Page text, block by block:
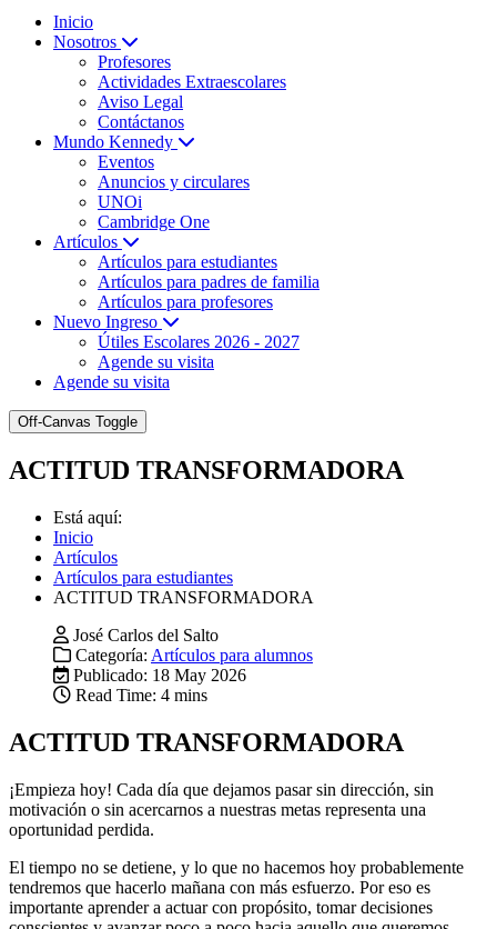
Inicio
Nosotros
Profesores
Actividades Extraescolares
Aviso Legal
Contáctanos
Mundo Kennedy
Eventos
Anuncios y circulares
UNOi
Cambridge One
Artículos
Artículos para estudiantes
Artículos para padres de familia
Artículos para profesores
Nuevo Ingreso
Útiles Escolares 2026 - 2027
Agende su visita
Agende su visita
Off-Canvas Toggle
ACTITUD TRANSFORMADORA
Está aquí:
Inicio
Artículos
Artículos para estudiantes
ACTITUD TRANSFORMADORA
José Carlos del Salto
Categoría: Artículos para alumnos
Publicado: 18 May 2026
Read Time: 4 mins
ACTITUD TRANSFORMADORA
¡Empieza hoy! Cada día que dejamos pasar sin dirección, sin
motivación o sin acercarnos a nuestras metas representa una
oportunidad perdida.
El tiempo no se detiene, y lo que no hacemos hoy probablemente
tendremos que hacerlo mañana con más esfuerzo. Por eso es
importante aprender a actuar con propósito, tomar decisiones